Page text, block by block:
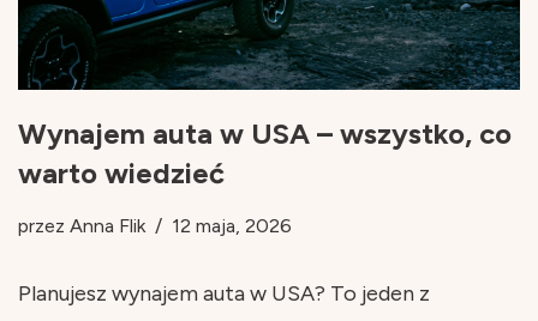
Wynajem auta w USA – wszystko, co
warto wiedzieć
przez Anna Flik 12 maja, 2026
Planujesz wynajem auta w USA? To jeden z